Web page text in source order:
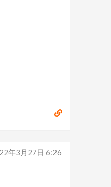
年3月27日 6:26